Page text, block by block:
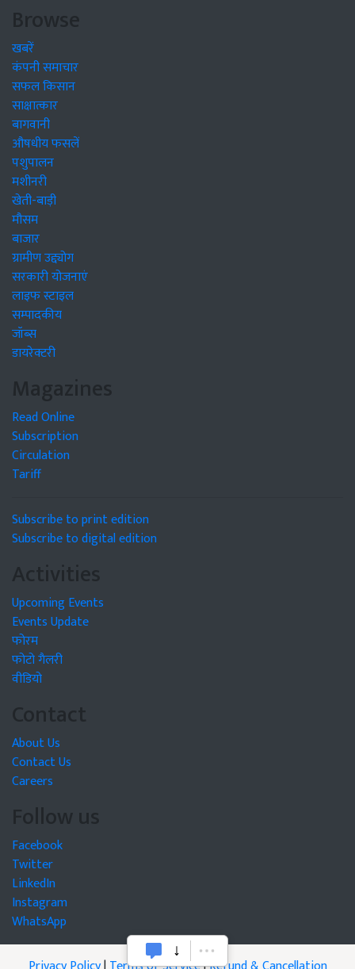
Browse
खबरें
कंपनी समाचार
सफल किसान
साक्षात्कार
बागवानी
औषधीय फसलें
पशुपालन
मशीनरी
खेती-बाड़ी
मौसम
बाजार
ग्रामीण उद्द्योग
सरकारी योजनाएं
लाइफ स्टाइल
सम्पादकीय
जॉब्स
डायरेक्टरी
Magazines
Read Online
Subscription
Circulation
Tariff
Subscribe to print edition
Subscribe to digital edition
Activities
Upcoming Events
Events Update
फोरम
फोटो गैलरी
वीडियो
Contact
About Us
Contact Us
Careers
Follow us
Facebook
Twitter
LinkedIn
Instagram
WhatsApp